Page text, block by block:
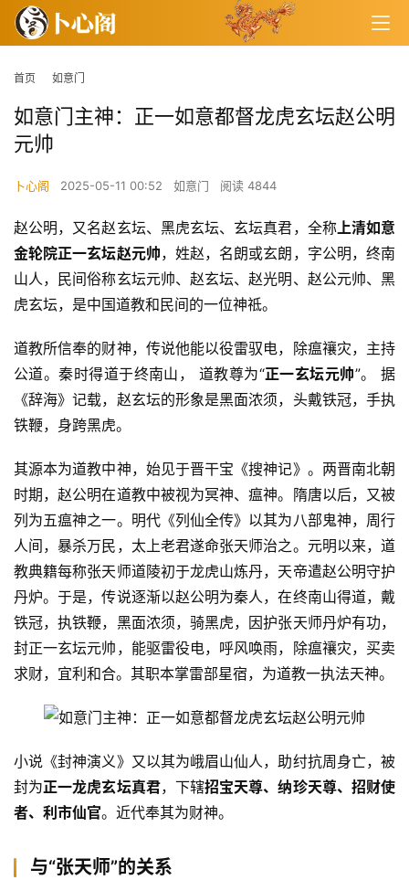
首页 如意门
如意门主神：正一如意都督龙虎玄坛赵公明
元帅
卜心阁 2025-05-11 00:52 如意门 阅读 4844
赵公明，又名赵玄坛、黑虎玄坛、玄坛真君，全称上清如意
金轮院正一玄坛赵元帅，姓赵，名朗或玄朗，字公明，终南
山人，民间俗称玄坛元帅、赵玄坛、赵光明、赵公元帅、黑
虎玄坛，是中国道教和民间的一位神祗。
道教所信奉的财神，传说他能以役雷驭电，除瘟禳灾，主持
公道。秦时得道于终南山， 道教尊为“正一玄坛元帅”。 据
《辞海》记载，赵玄坛的形象是黑面浓须，头戴铁冠，手执
铁鞭，身跨黑虎。
其源本为道教中神，始见于晋干宝《搜神记》。两晋南北朝
时期，赵公明在道教中被视为冥神、瘟神。隋唐以后，又被
列为五瘟神之一。明代《列仙全传》以其为八部鬼神，周行
人间，暴杀万民，太上老君遂命张天师治之。元明以来，道
教典籍每称张天师道陵初于龙虎山炼丹，天帝遣赵公明守护
丹炉。于是，传说逐渐以赵公明为秦人，在终南山得道，戴
铁冠，执铁鞭，黑面浓须，骑黑虎，因护张天师丹炉有功，
封正一玄坛元帅，能驱雷役电，呼风唤雨，除瘟禳灾，买卖
求财，宜利和合。其职本掌雷部星宿，为道教一执法天神。
小说《封神演义》又以其为峨眉山仙人，助纣抗周身亡，被
封为正一龙虎玄坛真君，下辖招宝天尊、纳珍天尊、招财使
者、利市仙官。近代奉其为财神。
与“张天师”的关系